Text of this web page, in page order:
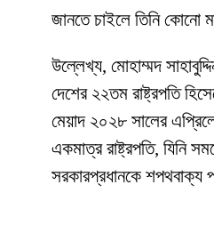
জানতে চাইলে তিনি কোনো
উল্লেখ্য, মোহাম্মদ
দেশের ২২তম রাষ্ট্রপতি
মেয়াদ ২০২৮ সালের
একমাত্র রাষ্ট্রপতি, যিনি
সরকারপ্রধানকে শপথবাক্য